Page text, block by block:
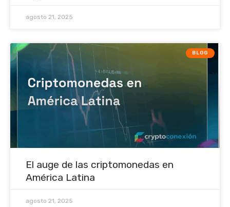
agosto 21, 2025
BLOG
El auge de las criptomonedas en
América Latina
agosto 21, 2025